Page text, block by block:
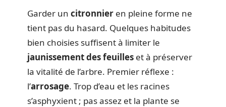
Garder un citronnier en pleine forme ne
tient pas du hasard. Quelques habitudes
bien choisies suffisent à limiter le
jaunissement des feuilles et à préserver
la vitalité de l’arbre. Premier réflexe :
l’arrosage. Trop d’eau et les racines
s’asphyxient ; pas assez et la plante se